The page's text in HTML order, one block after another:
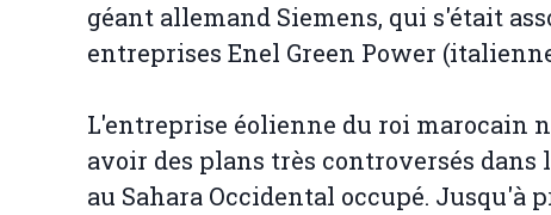
géant allemand Siemens, qui s'était
entreprises Enel Green Power
L'entreprise éolienne du roi marocain
avoir des plans très controversés dans
au Sahara Occidental occupé. Jusqu'à